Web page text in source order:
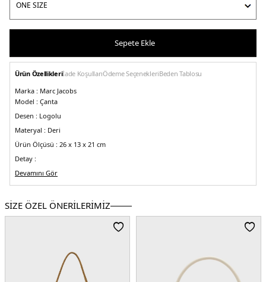
Sepete Ekle
Ürün Özellikleriİade KoşullarıÖdeme SeçenekleriBeden Tablosu
Marka : Marc Jacobs
Model : Çanta
Desen : Logolu
Materyal : Deri
Ürün Ölçüsü : 26 x 13 x 21 cm
Detay :
-Marka logosu
-Ayarlanabilir, çıkarılabilir askı uzunluğu 69/144 cm
Üretim Yeri :Vietnam
Devamını Gör
SİZE ÖZEL ÖNERİLERİMİZ